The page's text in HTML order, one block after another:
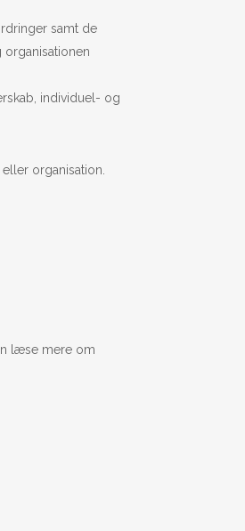
samt de
individuel- og
organisation.
læse mere om